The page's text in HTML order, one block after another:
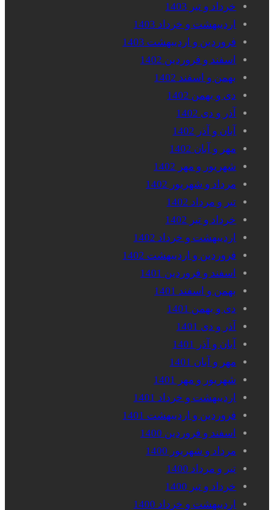
خرداد و تیر 1403
اردیبهشت و خرداد 1403
فروردین و اردیبهشت 1403
اسفند و فروردین 1402
بهمن و اسفند 1402
دی و بهمن 1402
آذر و دی 1402
آبان و آذر 1402
مهر و آبان 1402
شهریور و مهر 1402
مرداد و شهریور 1402
تیر و مرداد 1402
خرداد و تیر 1402
اردیبهشت و خرداد 1402
فروردین و اردیبهشت 1402
اسفند و فروردین 1401
بهمن و اسفند 1401
دی و بهمن 1401
آذر و دی 1401
آبان و آذر 1401
مهر و آبان 1401
شهریور و مهر 1401
اردیبهشت و خرداد 1401
فروردین و اردیبهشت 1401
اسفند و فروردین 1400
مرداد و شهریور 1400
تیر و مرداد 1400
خرداد و تیر 1400
اردیبهشت و خرداد 1400